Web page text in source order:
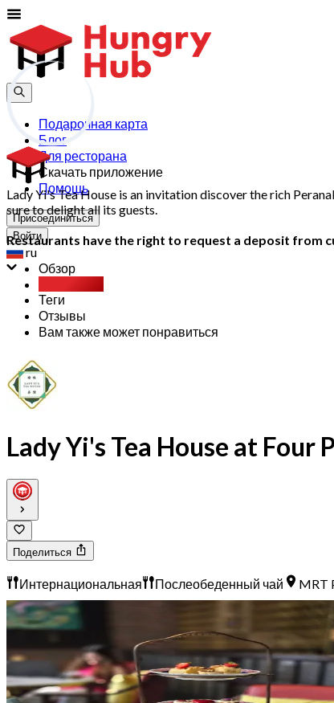
Подарочная карта
Блог
Для ресторана
Скачать приложение
Помощь
Присоединиться
Войти
ru
Lady Yi's Tea House is an invitation discover the rich
sure to delight all its guests.
Restaurants have the right to request a deposit from
Обзор
Теги
Отзывы
Вам также может понравиться
Lady Yi's Tea House at
Поделиться
Интернациональная Послеобеденный чай MRT